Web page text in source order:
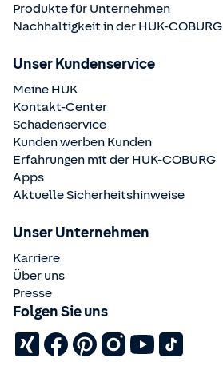
Produkte für Unternehmen
Nachhaltigkeit in der HUK-COBURG
Unser Kundenservice
Meine HUK
Kontakt-Center
Schadenservice
Kunden werben Kunden
Erfahrungen mit der HUK-COBURG
Apps
Aktuelle Sicherheitshinweise
Unser Unternehmen
Karriere
Über uns
Presse
Folgen Sie uns